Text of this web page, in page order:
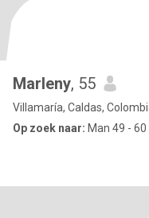
Marleny, 55
Villamaría, Caldas,
Op zoek naar: Man 49 - 60